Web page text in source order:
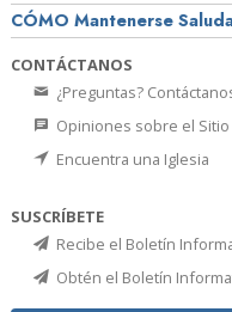
CÓMO Mantenerse
CONTÁCTANOS
¿Preguntas?
Opiniones sobre el Sitio
Encuentra una Iglesia
SUSCRÍBETE
Recibe el Boletín
Obtén el Boletín